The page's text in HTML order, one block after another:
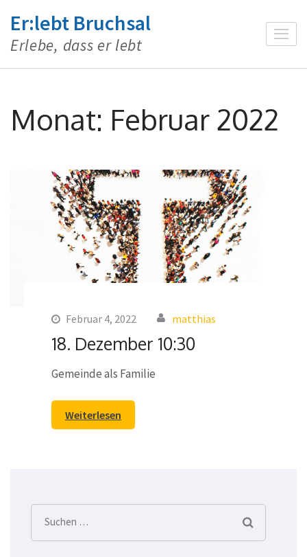
Inhalt
springen
Er:lebt Bruchsal
Erlebe, dass er lebt
Monat: Februar 2022
Februar 4, 2022 matthias
18. Dezember 10:30
Gemeinde als Familie
Weiterlesen
Suchen
nach: